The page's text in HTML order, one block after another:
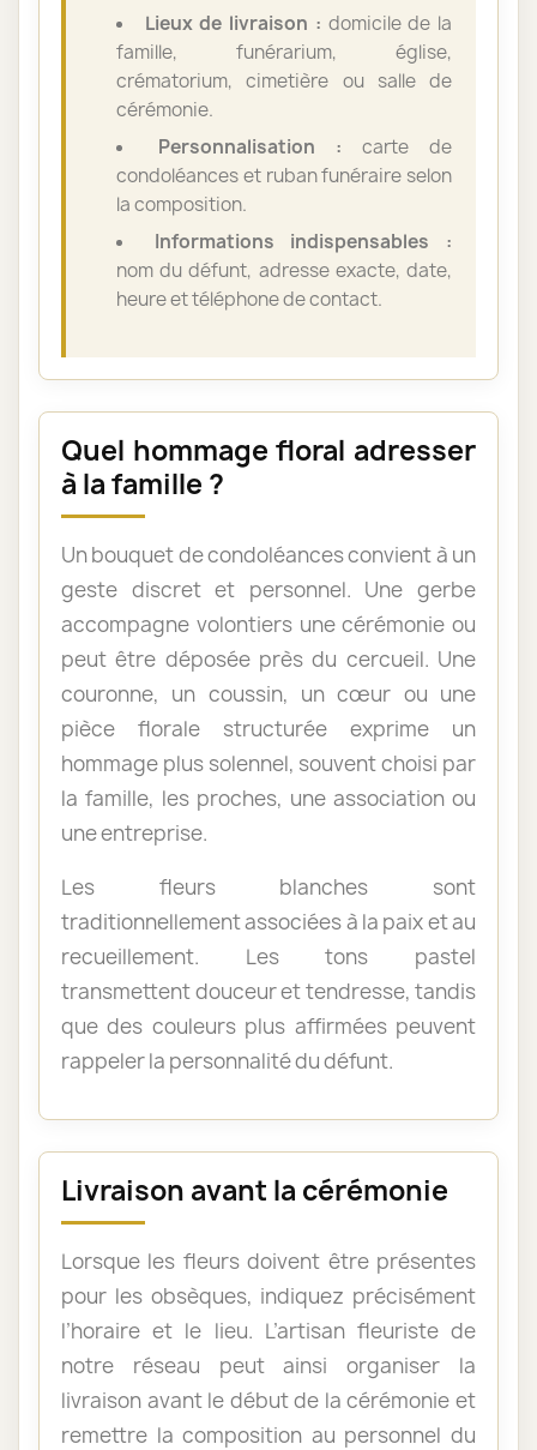
Lieux de livraison : domicile de la
famille, funérarium, église,
crématorium, cimetière ou salle de
cérémonie.
Personnalisation : carte de
condoléances et ruban funéraire selon
la composition.
Informations indispensables :
nom du défunt, adresse exacte, date,
heure et téléphone de contact.
Quel hommage floral adresser
à la famille ?
Un bouquet de condoléances convient à un
geste discret et personnel. Une gerbe
accompagne volontiers une cérémonie ou
peut être déposée près du cercueil. Une
couronne, un coussin, un cœur ou une
pièce florale structurée exprime un
hommage plus solennel, souvent choisi par
la famille, les proches, une association ou
une entreprise.
Les fleurs blanches sont
traditionnellement associées à la paix et au
recueillement. Les tons pastel
transmettent douceur et tendresse, tandis
que des couleurs plus affirmées peuvent
rappeler la personnalité du défunt.
Livraison avant la cérémonie
Lorsque les fleurs doivent être présentes
pour les obsèques, indiquez précisément
l’horaire et le lieu. L’artisan fleuriste de
notre réseau peut ainsi organiser la
livraison avant le début de la cérémonie et
remettre la composition au personnel du